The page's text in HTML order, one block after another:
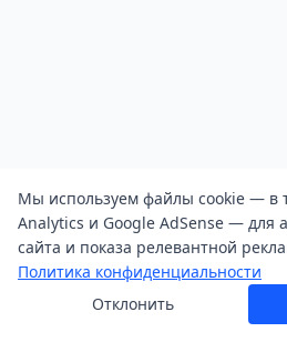
Мы используем файлы cookie — в
Analytics и Google AdSense — для
сайта и показа релевантной
Политика конфиденциальности
Отклонить